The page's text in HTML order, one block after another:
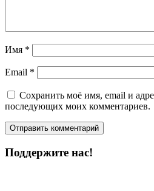
Имя *
Email *
Сохранить моё имя, email и
последующих моих комментариев.
Поддержите нас!